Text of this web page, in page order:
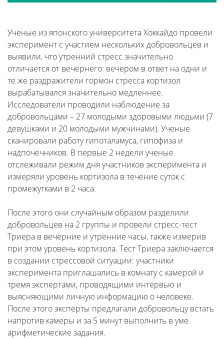
Ученые из японского университета Хоккайдо провели
эксперимент с участием нескольких добровольцев и
выявили, что утренний стресс значительно
отличается от вечернего: вечером в ответ на одни и
те же раздражители гормон стресса кортизол
вырабатывался значительно медленнее.
Исследователи проводили наблюдение за
добровольцами – 27 молодыми здоровыми людьми (7
девушками и 20 молодыми мужчинами). Ученые
сканировали работу гипоталамуса, гипофиза и
надпочечников. В первые 2 недели ученые
отслеживали режим дня участников эксперимента и
измеряли уровень кортизола в течение суток с
промежутками в 2 часа.
После этого они случайным образом разделили
добровольцев на 2 группы и провели стресс-тест
Триера в вечерние и утренние часы, также измерив
при этом уровень кортизола. Тест Триера заключается
в создании стрессовой ситуации: участники
эксперимента приглашались в комнату с камерой и
тремя экспертами, проводящими интервью и
выясняющими личную информацию о человеке.
После этого эксперты предлагали добровольцу встать
напротив камеры и за 5 минут выполнить в уме
арифметические задания.